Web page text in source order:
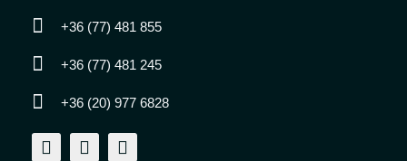
+36 (77) 481 855
+36 (77) 481 245
+36 (20) 977 6828
F
I
Y